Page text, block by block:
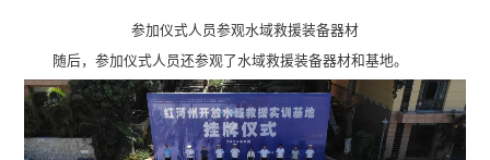
参加仪式人员参观水域救援装备器材
随后，参加仪式人员还参观了水域救援装备器材和基地。